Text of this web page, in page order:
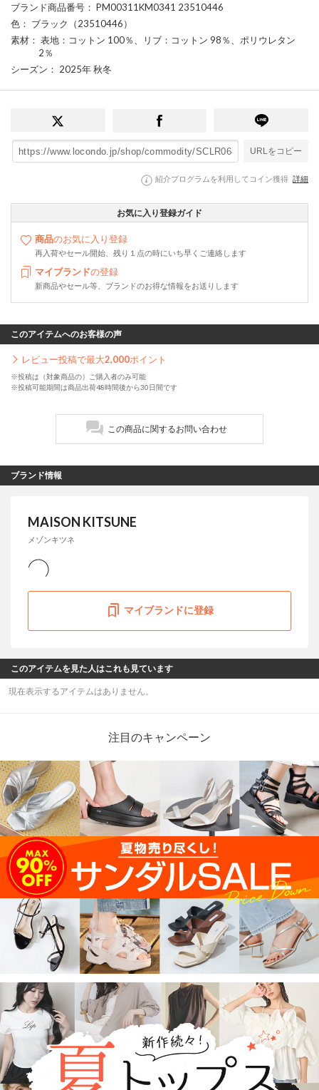
ブランド商品番号 ： PM00311KM0341 23510446
色 ： ブラック（23510446）
素材 ： 表地：コットン 100％、リブ：コットン 98％、ポリウレタン
2％
シーズン ： 2025年 秋冬
URLをコピー
紹介プログラムを利用してコイン獲得 詳細
お気に入り登録ガイド
商品のお気に入り登録
再入荷やセール開始、残り１点の時にいち早くご連絡します
マイブランドの登録
新商品やセール等、ブランドのお得な情報をお送りします
このアイテムへのお客様の声
レビュー投稿で最大2,000ポイント
※投稿は（対象商品の）ご購入者のみ可能
※投稿可能期間は商品出荷48時間後から30日間です
この商品に関するお問い合わせ
ブランド情報
MAISON KITSUNE
メゾンキツネ
マイブランドに登録
このアイテムを見た人はこれも見ています
現在表示するアイテムはありません。
注目のキャンペーン